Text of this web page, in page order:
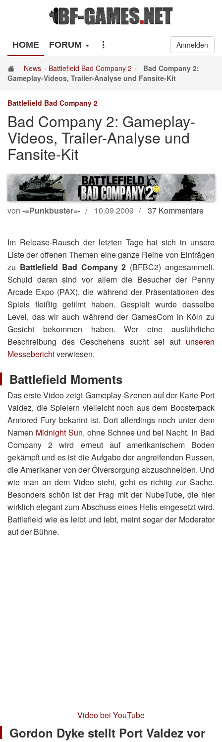
HOME FORUM Anmelden
News Battlefield Bad Company 2
Bad Company 2:
Gameplay-Videos, Trailer-Analyse und Fansite-Kit
Battlefield Bad Company 2
Bad Company 2: Gameplay-
Videos, Trailer-Analyse und
Fansite-Kit
von -=Punkbuster=- 10.09.2009 37 Kommentare
Im Release-Rausch der letzten Tage hat sich in unsere
Liste der offenen Themen eine ganze Reihe von Einträgen
zu Battlefield Bad Company 2 (BFBC2) angesammelt.
Schuld daran sind vor allem die Besucher der Penny
Arcade Expo (PAX), die während der Präsentationen des
Spiels fleißig gefilmt haben. Gespielt wurde dasselbe
Level, das wir auch während der GamesCom in Köln zu
Gesicht bekommen haben. Wer eine ausführliche
Beschreibung des Geschehens sucht sei auf unseren
Messeberichtverwiesen.
Battlefield Moments
Das erste Video zeigt Gameplay-Szenen auf der Karte Port
Valdez, die Spielern vielleicht noch aus dem Boosterpack
Armored Fury bekannt ist. Dort allerdings noch unter dem
Namen Midnight Sun, ohne Schnee und bei Nacht. In Bad
Company 2 wird erneut auf amerikanischem Boden
gekämpft und es ist die Aufgabe der angreifenden Russen,
die Amerikaner von der Ölversorgung abzuschneiden. Und
wie man an dem Video sieht, geht es richtig zur Sache.
Besonders schön ist der Frag mit der NubeTube, die hier
wirklich elegant zum Abschuss eines Helis eingesetzt wird.
Battlefield wie es leibt und lebt, meint sogar der Moderator
auf der Bühne.
Video bei YouTube
Gordon Dyke stellt Port Valdez vor